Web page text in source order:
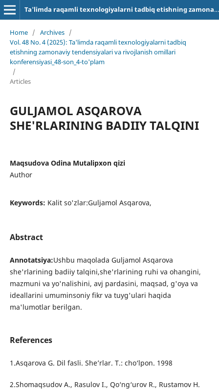
Ta'limda raqamli texnologiyalarni tadbiq etishning zamonaviy tendensiyalari va rivojlanish omillari
Home / Archives /
Vol. 48 No. 4 (2025): Ta'limda raqamli texnologiyalarni tadbiq
etishning zamonaviy tendensiyalari va rivojlanish omillari
konferensiyasi_48-son_4-to'plam
/
Articles
GULJAMOL ASQAROVA
SHE'RLARINING BADIIY TALQINI
Maqsudova Odina Mutalipxon qizi
Author
Keywords: Kalit so'zlar:Guljamol Asqarova,
Abstract
Annotatsiya:Ushbu maqolada Guljamol Asqarova
she'rlarining badiiy talqini,she'rlarining ruhi va ohangini,
mazmuni va yo'nalishini, avj pardasini, maqsad, g'oya va
ideallarini umuminsoniy fikr va tuyg'ulari haqida
ma'lumotlar berilgan.
References
1.Asqarova G. Dil fasli. She’rlar. T.: cho‘lpon. 1998
2.Shomaqsudov A., Rasulov I., Qo‘ng‘urov R., Rustamov H.